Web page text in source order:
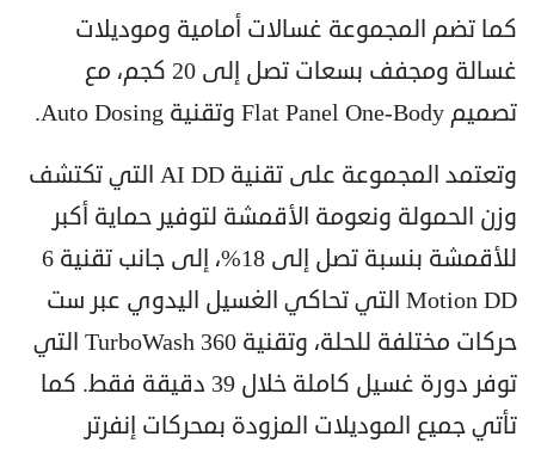
كما تضم المجموعة غسالات أمامية وموديلات
غسالة ومجفف بسعات تصل إلى 20 كجم، مع
تصميم Flat Panel One-Body وتقنية Auto Dosing.
وتعتمد المجموعة على تقنية AI DD التي تكتشف
وزن الحمولة ونعومة الأقمشة لتوفير حماية أكبر
للأقمشة بنسبة تصل إلى 18%، إلى جانب تقنية 6
Motion DD التي تحاكي الغسيل اليدوي عبر ست
حركات مختلفة للحلة، وتقنية TurboWash 360 التي
توفر دورة غسيل كاملة خلال 39 دقيقة فقط. كما
تأتي جميع الموديلات المزودة بمحركات إنفرتر